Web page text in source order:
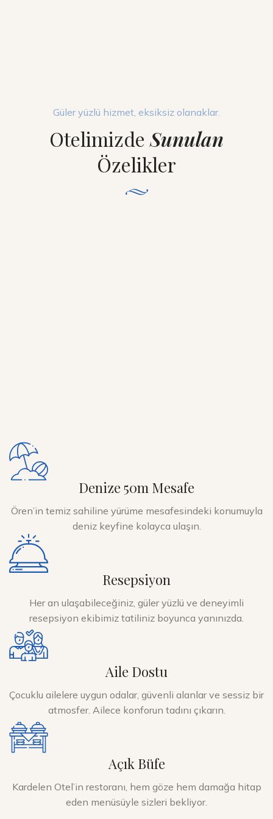
Güler yüzlü hizmet, eksiksiz olanaklar.
OtelimizdeSunulan
Özelikler
Denize 50m Mesafe
Ören’in temiz sahiline yürüme mesafesindeki konumuyla
deniz keyfine kolayca ulaşın.
Resepsiyon
Her an ulaşabileceğiniz, güler yüzlü ve deneyimli
resepsiyon ekibimiz tatiliniz boyunca yanınızda.
Aile Dostu
Çocuklu ailelere uygun odalar, güvenli alanlar ve sessiz bir
atmosfer. Ailece konforun tadını çıkarın.
Açık Büfe
Kardelen Otel’in restoranı, hem göze hem damağa hitap
eden menüsüyle sizleri bekliyor.